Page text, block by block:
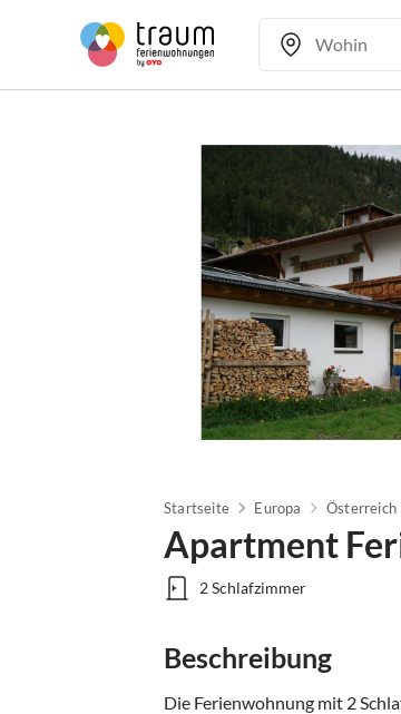
Startseite Europa Österreich
Apartment
2 Schlafzimmer
Beschreibung
Die Ferienwohnung mit 2